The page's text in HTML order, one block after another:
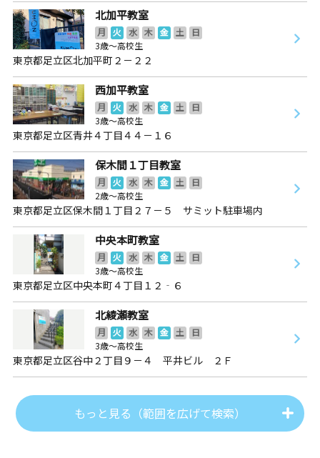
北加平教室
月 火 水 木 金 土
日
3歳～高校生
東京都足立区北加平町２－２２
西加平教室
月 火 水 木 金 土
日
3歳～高校生
東京都足立区青井４丁目４４－１６
保木間１丁目教室
月 火 水 木 金 土
日
2歳～高校生
東京都足立区保木間１丁目２７－５ サミット駐車場内
中央本町教室
月 火 水 木 金 土
日
3歳～高校生
東京都足立区中央本町４丁目１２‐６
北綾瀬教室
月 火 水 木 金 土
日
3歳～高校生
東京都足立区谷中２丁目９－４ 平井ビル ２Ｆ
もっと見る（範囲を広げて検索）